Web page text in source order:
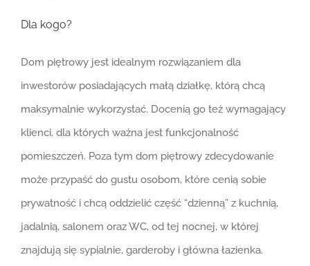
Dla kogo?
Dom piętrowy jest idealnym rozwiązaniem dla
inwestorów posiadających małą działkę, którą chcą
maksymalnie wykorzystać. Docenią go też wymagający
klienci, dla których ważna jest funkcjonalność
pomieszczeń. Poza tym dom piętrowy zdecydowanie
może przypaść do gustu osobom, które cenią sobie
prywatność i chcą oddzielić część “dzienną” z kuchnią,
jadalnią, salonem oraz WC, od tej nocnej, w której
znajdują się sypialnie, garderoby i główna łazienka.